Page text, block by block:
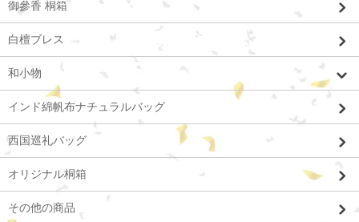
御參香 桐箱
白檀ブレス
和小物
インド綿帆布ナチュラルバッグ
西国巡礼バッグ
オリジナル桐箱
その他の商品